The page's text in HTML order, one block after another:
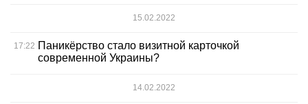
15.02.2022
17:22 Паникёрство стало визитной карточкой
современной Украины?
14.02.2022